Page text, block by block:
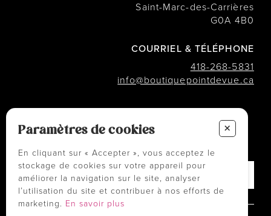
Saint-Marc-des-Carrières
G0A 4B0
COURRIEL & TÉLÉPHONE
418-268-5831
info@boutiquepointdevue.ca
INFOLETTRE
Des conseils ? Les tendances ?
Paramètres de cookies +
En cliquant sur « Accepter », vous acceptez le
stockage de cookies sur votre appareil pour
améliorer la navigation sur le site, analyser
l’utilisation du site et contribuer à nos efforts de
marketing. En savoir plus